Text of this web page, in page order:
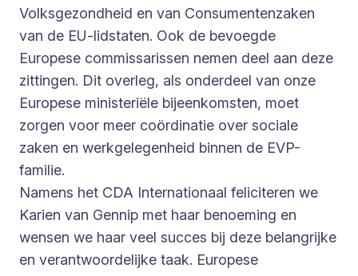
Volksgezondheid en van Consumentenzaken
van de EU-lidstaten. Ook de bevoegde
Europese commissarissen nemen deel aan deze
zittingen. Dit overleg, als onderdeel van onze
Europese ministeriële bijeenkomsten, moet
zorgen voor meer coördinatie over sociale
zaken en werkgelegenheid binnen de EVP-
familie.
Namens het CDA Internationaal feliciteren we
Karien van Gennip met haar benoeming en
wensen we haar veel succes bij deze belangrijke
en verantwoordelijke taak. Europese